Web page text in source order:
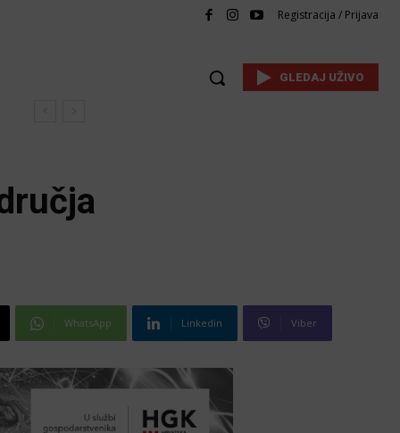
Registracija / Prijava
GLEDAJ UŽIVO
WhatsApp Linkedin Viber